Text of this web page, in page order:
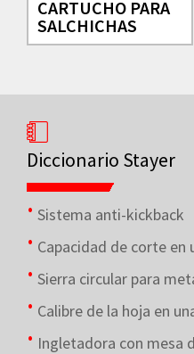
CARTUCHO PARA
SALCHICHAS
Diccionario Stayer
Sistema anti-kickback
Capacidad de corte en
Sierra circular para
Calibre de la hoja en
Ingletadora con mesa